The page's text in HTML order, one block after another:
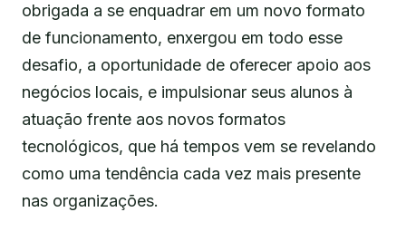
obrigada a se enquadrar em um novo formato
de funcionamento, enxergou em todo esse
desafio, a oportunidade de oferecer apoio aos
negócios locais, e impulsionar seus alunos à
atuação frente aos novos formatos
tecnológicos, que há tempos vem se revelando
como uma tendência cada vez mais presente
nas organizações.